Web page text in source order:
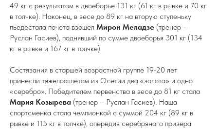
49 кг с результатом в двоеборье 131 кг (61 кг в рывке и 70 кг
в толчке). Наконец, в весе до 89 кг на вторую ступеньку
пьедестала почета взошел Мирон Меладзе (тренер –
Руслан Гасиев), поднявший по сумме двоеборья 301 кг (134
кг в рывке и 167 кг в толчке).
Состязания в старшей возрастной группе 19-20 лет
принесли тяжелоатлетам из Осетии два «золота» и одно
«серебро». Победителем первенства в весе до 81 кг стала
Мария Козырева (тренер – Руслан Гасиев). Наша
спортсменка стала чемпионкой с суммой 204 кг (89 кг в
рывке и 115 кг в толчке), опередив серебряного призера